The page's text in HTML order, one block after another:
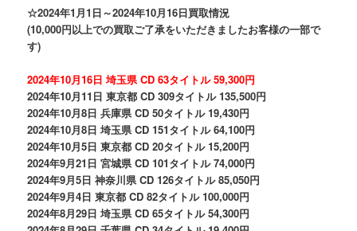
☆2024年1月1日～2024年10月16日買取情況
(10,000円以上での買取ご了承をいただきましたお客様の一部で
す)
2024年10月16日 埼玉県 CD 63タイトル 59,300円
2024年10月11日 東京都 CD 309タイトル 135,500円
2024年10月8日 兵庫県 CD 50タイトル 19,430円
2024年10月8日 埼玉県 CD 151タイトル 64,100円
2024年10月5日 東京都 CD 20タイトル 15,200円
2024年9月21日 宮城県 CD 101タイトル 74,000円
2024年9月5日 神奈川県 CD 126タイトル 85,050円
2024年9月4日 東京都 CD 82タイトル 100,000円
2024年8月29日 埼玉県 CD 65タイトル 54,300円